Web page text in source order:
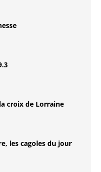
croix de Lorraine
les cagoles du jour